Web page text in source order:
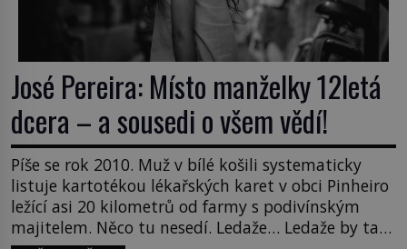
José Pereira: Místo manželky 12letá
dcera – a sousedi o všem vědí!
Píše se rok 2010. Muž v bílé košili systematicky
listuje kartotékou lékařských karet v obci Pinheiro
ležící asi 20 kilometrů od farmy s podivínským
majitelem. Něco tu nesedí. Ledaže… Ledaže by ta